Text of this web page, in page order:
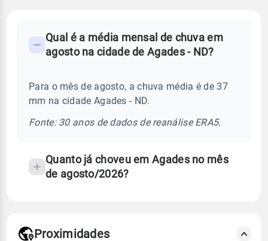
Perguntas
sobre
chuva
Qual é a média mensal de chuva em
agosto na cidade de Agades - ND?
Para o mês de agosto, a chuva média é de 37
mm na cidade Agades - ND.
Fonte: 30 anos de dados de reanálise ERA5.
Quanto já choveu em Agades no mês
de agosto/2026?
Proximidades